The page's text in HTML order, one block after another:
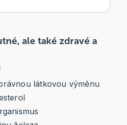
ale také zdravé a
látkovou výměnu